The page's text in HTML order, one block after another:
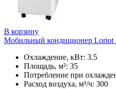
В корзину
Мобильный кондиционер Loriot
Охлаждение, кВт: 3.5
Площадь, м²: 35
Потребление при
Расход воздуха, м³/ч: 300